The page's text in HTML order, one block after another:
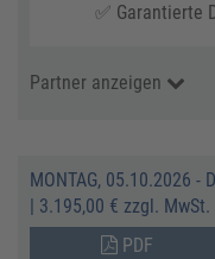
✅ Garantierte
Partner anzeigen
MONTAG, 05.10.2026 -
| 3.195,00 € zzgl. MwSt.
PDF